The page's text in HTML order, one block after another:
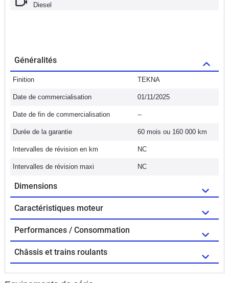
Diesel
Généralités
Finition TEKNA
Date de commercialisation 01/11/2025
Date de fin de commercialisation --
Durée de la garantie 60 mois ou 160 000 km
Intervalles de révision en km NC
Intervalles de révision maxi NC
Dimensions
Caractéristiques moteur
Performances / Consommation
Châssis et trains roulants